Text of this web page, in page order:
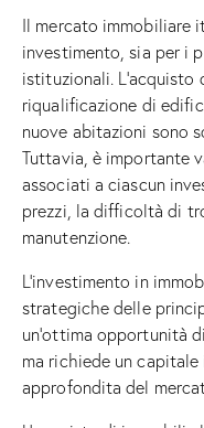
Il mercato immobiliare
investimento, sia per i
istituzionali.
riqualificazione di
nuove abitazioni sono
Tuttavia, è importante
associati a ciascun
prezzi, la difficoltà di
manutenzione.
L’investimento in
strategiche delle
un’ottima opportunità
ma richiede un
approfondita del